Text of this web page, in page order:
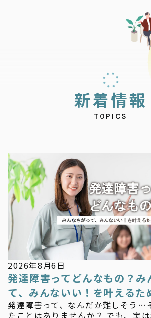
新着情報
TOPICS
新着情報
2026年8月6日
発達障害ってどんなもの？み
て、みんないい！を叶えるた
発達障害って、なんだか難しそう…
たことはありませんか？ でも、実